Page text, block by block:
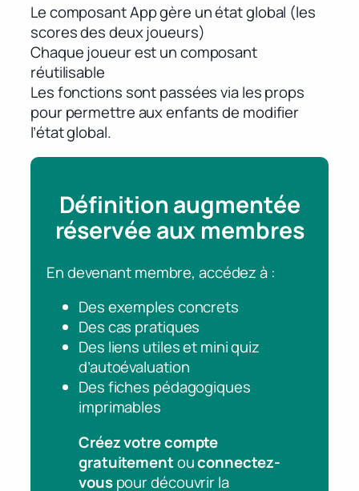
Le composant App gère un état global (les
scores des deux joueurs)
Chaque joueur est un composant
réutilisable
Les fonctions sont passées via les props
pour permettre aux enfants de modifier
l’état global.
Définition augmentée
réservée aux membres
En devenant membre, accédez à :
Des exemples concrets
Des cas pratiques
Des liens utiles et mini quiz
d’autoévaluation
Des fiches pédagogiques
imprimables
Créez votre compte
gratuitementouconnectez-
vouspour découvrir la